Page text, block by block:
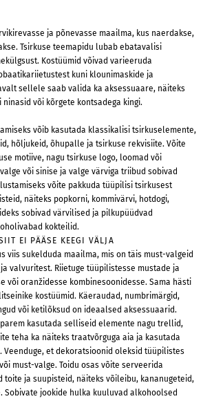
ja põnevasse maailma, kus naerdakse,
Tsirkuse teemapidu lubab ebatavalisi
Kostüümid võivad varieeruda
kuni klounimaskide ja
sellele saab valida ka aksessuaare, näiteks
või kõrgete kontsadega kingi.
võib kasutada klassikalisi tsirkuselemente,
hõljukeid, õhupalle ja tsirkuse rekvisiite. Võite
motiive, nagu tsirkuse logo, loomad või
või sinise ja valge värviga triibud sobivad
võite pakkuda tüüpilisi tsirkusest
näiteks popkorni, kommivärvi, hotdogi,
sobivad värvilised ja pilkupüüdvad
kokteilid.
EI PÄÄSE KEEGI VÄLJA
viis sukelduda maailma, mis on täis must-valgeid
valvuritest. Riietuge tüüpilistesse mustade ja
või oranžidesse kombinesoonidesse. Sama hästi
kostüümid. Käeraudad, numbrimärgid,
või ketilõksud on ideaalsed aksessuaarid.
kasutada selliseid elemente nagu trellid,
teha ka näiteks traatvõrguga aia ja kasutada
Veenduge, et dekoratsioonid oleksid tüüpilistes
must-valge. Toidu osas võite serveerida
toite ja suupisteid, näiteks võileibu, kananugeteid,
Sobivate jookide hulka kuuluvad alkohoolsed